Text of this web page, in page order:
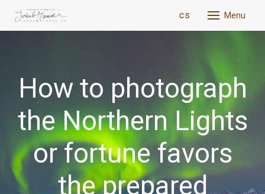
Menu
cs en
How to photograph
the Northern Lights
or fortune favors
the prepared